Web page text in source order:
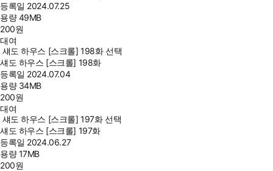
등록일 2024.07.25
용량49MB
200원
대여
섀도 하우스 [스크롤] 198화 선택
섀도 하우스 [스크롤] 198화
등록일 2024.07.04
용량 34MB
200원
대여
섀도 하우스 [스크롤] 197화 선택
섀도 하우스 [스크롤] 197화
등록일 2024.06.27
용량17MB
200원